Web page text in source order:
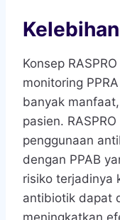
Konsep
monitoring
banyak
pasien.
penggunaan
dengan PPAB
risiko terjadinya
antibiotik dapat
meningkatkan